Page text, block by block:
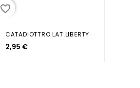
favorite_border
CATADIOTTRO LAT.LIBERTY
2,95 €